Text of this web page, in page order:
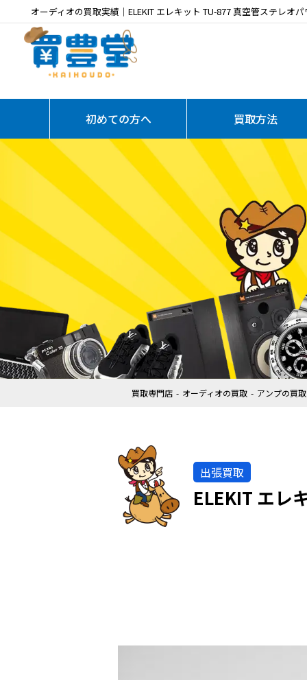
オーディオの買取実績｜ELEKIT エレキット TU-877 真空管ステレオ
初めての方へ 買取方法
買取専門店 オーディオの買取 アンプの買取
出張買取
ELEKIT エレ